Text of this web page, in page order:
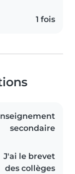
1 fois
secondaire
J'ai le brevet
des collèges